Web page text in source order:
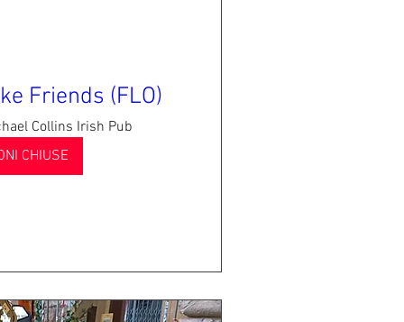
Friends (FLO)
Collins Irish Pub
CHIUSE